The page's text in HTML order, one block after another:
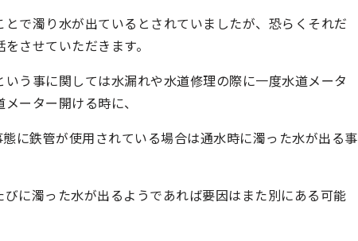
で濁り水が出ているとされていましたが、恐らくそれだ
させていただきます。
う事に関しては水漏れや水道修理の際に一度水道メータ
ーター開ける時に、
に鉄管が使用されている場合は通水時に濁った水が出る事
に濁った水が出るようであれば要因はまた別にある可能